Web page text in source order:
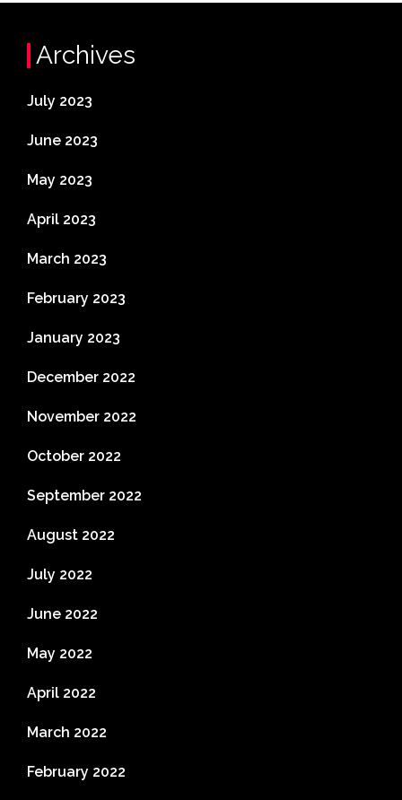
Archives
July 2023
June 2023
May 2023
April 2023
March 2023
February 2023
January 2023
December 2022
November 2022
October 2022
September 2022
August 2022
July 2022
June 2022
May 2022
April 2022
March 2022
February 2022